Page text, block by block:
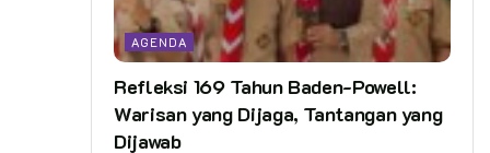
AGENDA
Refleksi 169 Tahun Baden-Powell:
Warisan yang Dijaga, Tantangan yang
Dijawab